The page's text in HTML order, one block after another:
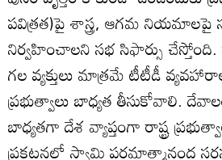
పవిత్రత)పై శాస్త్ర, ఆగమ నియమాలపై
నిర్వహించాలని సభ సిఫార్సు
గల వ్యక్తులు మాత్రమే టీటీడీ
ప్రభుత్వాలు బాధ్యత తీసుకోవాలి.
బాధ్యతగా దేశ వ్యాప్తంగా రాష్ట్ర
ప్రకటనలో స్వామి పరమాత్మానంద